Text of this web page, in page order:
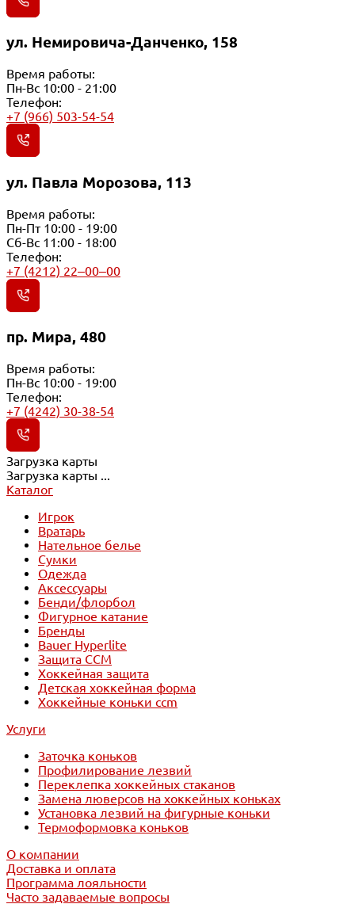
ул. Немировича-Данченко, 158
Время работы:
Пн-Вс 10:00 - 21:00
Телефон:
+7 (966) 503-54-54
ул. Павла Морозова, 113
Время работы:
Пн-Пт 10:00 - 19:00
Сб-Вс 11:00 - 18:00
Телефон:
+7 (4212) 22‒00‒00
пр. Мира, 480
Время работы:
Пн-Вс 10:00 - 19:00
Телефон:
+7 (4242) 30-38-54
Загрузка карты
Загрузка карты ...
Каталог
Игрок
Вратарь
Нательное белье
Сумки
Одежда
Аксессуары
Бенди/флорбол
Фигурное катание
Бренды
Bauer Hyperlite
Защита CCM
Хоккейная защита
Детская хоккейная форма
Хоккейные коньки ccm
Услуги
Заточка коньков
Профилирование лезвий
Переклепка хоккейных стаканов
Замена люверсов на хоккейных коньках
Установка лезвий на фигурные коньки
Термоформовка коньков
О компании
Доставка и оплата
Программа лояльности
Часто задаваемые вопросы